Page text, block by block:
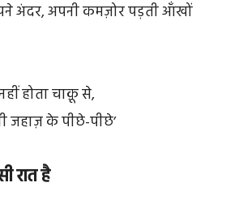
अंदर, अपनी कमज़ोर पड़ती आँखों
होता चाक़ू से,
जहाज़ के पीछे-पीछे’
रात है